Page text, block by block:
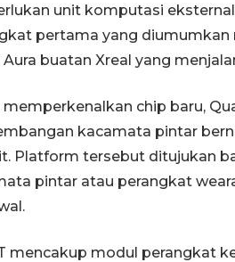
unit komputasi
pertama yang
buatan Xreal yang
memperkenalkan chip baru,
kacamata pintar
Platform tersebut ditujukan
pintar atau perangkat
mencakup modul perangkat